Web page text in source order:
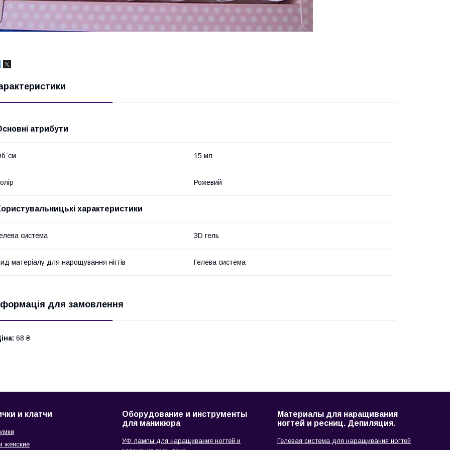
атрибути
15 мл
Рожевий
характеристики
система 3D гель
матеріалу для нарощування нігтів Гелева система
для замовлення
68 ₴
и клатчи
женские
Оборудование и инструменты
для маникюра
УФ лампы для наращивания ногтей и
Материалы для наращивания
ногтей и ресниц. Депиляция.
Гелевая система для наращивания ногтей